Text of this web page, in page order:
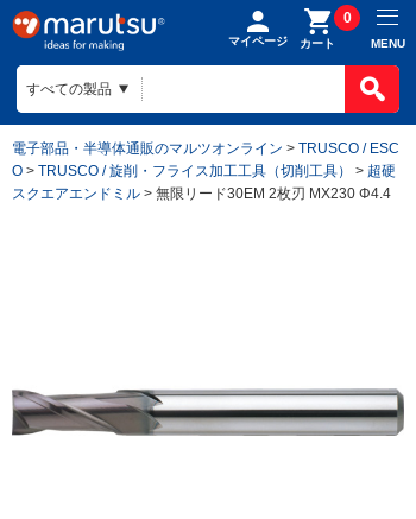
マイページ カート
0
MENU
電子部品・半導体通販のマルツオンライン > TRUSCO / ESC
O > TRUSCO / 旋削・フライス加工工具（切削工具） > 超硬
スクエアエンドミル > 無限リード30EM 2枚刃 MX230 Φ4.4